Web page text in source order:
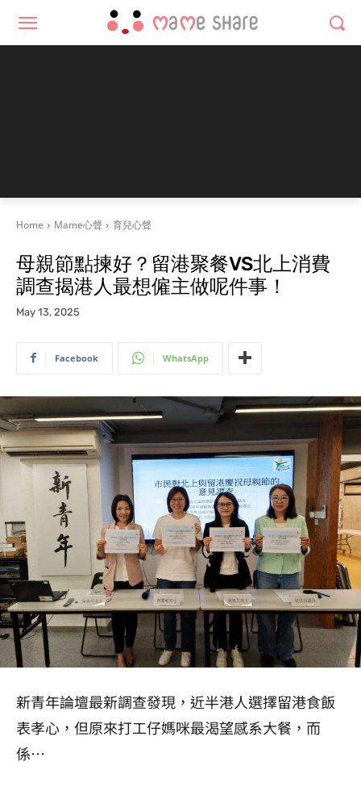
Home Mame心聲 育兒心聲
母親節點揀好？留港聚餐VS北上消費
調查揭港人最想僱主做呢件事！
May 13, 2025
Facebook WhatsApp
新青年論壇最新調查發現，近半港人選擇留港食飯
表孝心，但原來打工仔媽咪最渴望感系大餐，而
係…